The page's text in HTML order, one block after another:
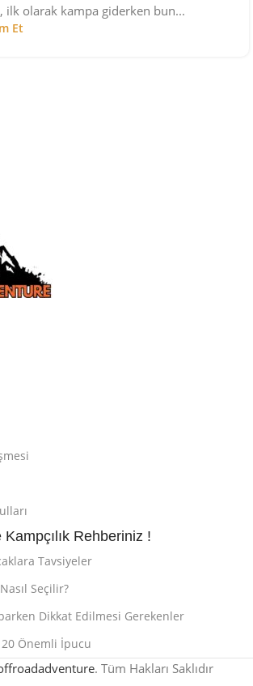
ilk olarak kampa giderken bun...
Et
Rehberiniz !
Tavsiyeler
Seçilir?
Dikkat Edilmesi Gerekenler
Önemli İpucu
. Tüm Hakları Saklıdır